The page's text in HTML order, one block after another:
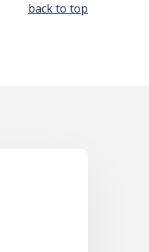
back to top